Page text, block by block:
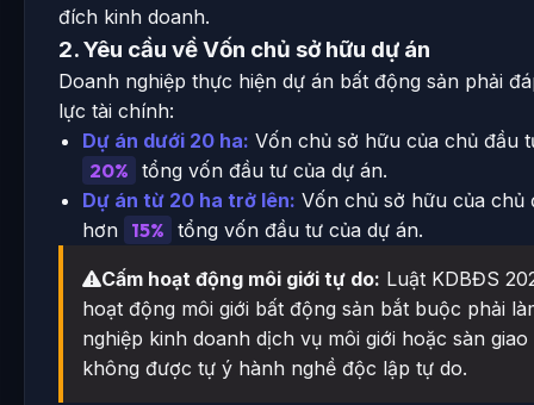
đích kinh doanh.
2. Yêu cầu về Vốn chủ sở hữu dự án
Doanh nghiệp thực hiện dự án bất động sản phải
lực tài chính:
Dự án dưới 20 ha: Vốn chủ sở hữu của chủ đầu
20% tổng vốn đầu tư của dự án.
Dự án từ 20 ha trở lên: Vốn chủ sở hữu của chủ
hơn 15% tổng vốn đầu tư của dự án.
Cấm hoạt động môi giới tự do: Luật KDBĐS
hoạt động môi giới bất động sản bắt buộc phải
nghiệp kinh doanh dịch vụ môi giới hoặc sàn
không được tự ý hành nghề độc lập tự do.